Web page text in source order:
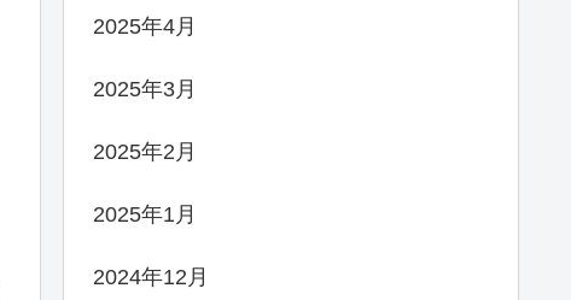
2025年4月
2025年3月
2025年2月
2025年1月
2024年12月